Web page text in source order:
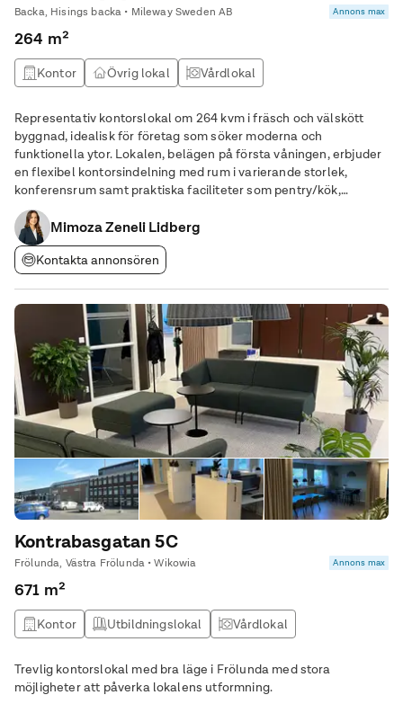
Backa, Hisings backa • Mileway Sweden AB Annons max
264 m²
Kontor Övrig lokal Vårdlokal
Representativ kontorslokal om 264 kvm i fräsch och välskött
byggnad, idealisk för företag som söker moderna och
funktionella ytor. Lokalen, belägen på första våningen, erbjuder
en flexibel kontorsindelning med rum i varierande storlek,
konferensrum samt praktiska faciliteter som pentry/kök,
pausyta, förråd och WC – allt i mycket gott skick. Fastigheten
ligger med fri access till Backa Bergögata
Mimoza Zeneli Lidberg
Kontakta annonsören
Kontrabasgatan 5C
Frölunda, Västra Frölunda • Wikowia Annons max
671 m²
Kontor Utbildningslokal Vårdlokal
Trevlig kontorslokal med bra läge i Frölunda med stora
möjligheter att påverka lokalens utformning.